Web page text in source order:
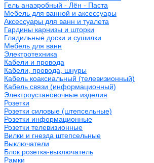
Гель анаэробный - Лён - Паста
Мебель для ванной и аксессуары
Аксессуары для ванн и туалета
Гардины карнизы и шторки
Гладильные доски и сушилки
Мебель для ванн
Электротехника
Кабели и провода
Кабели, провода, шнуры
Кабель коаксиальный (телевизионный)
Кабель связи (информационный)
Электроустановочные изделия
Розетки
Розетки силовые (штепсельные)
Розетки информационные
Розетки телевизионные
Вилки и гнезда штепсельные
Выключатели
Блок розетка-выключатель
Рамки